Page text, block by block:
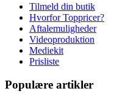
Tilmeld din butik
Hvorfor Toppricer?
Aftalemuligheder
Videoproduktion
Mediekit
Prisliste
Populære artikler